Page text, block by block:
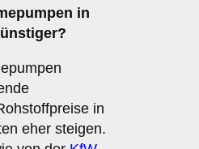
in
in
eher steigen.